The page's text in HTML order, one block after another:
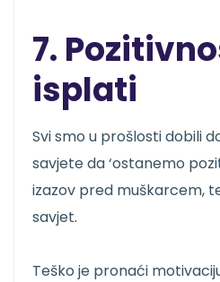
7.
isplati
Svi smo u prošlosti dobili
savjete da ‘ostanemo
izazov pred muškarcem,
savjet.
Teško je pronaći